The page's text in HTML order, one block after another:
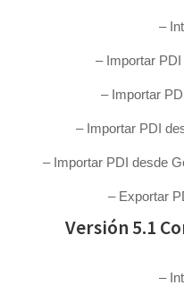
–
– Importar
– Importar
– Importar PDI
– Importar PDI desde
– Exportar
Versión 5.1
–